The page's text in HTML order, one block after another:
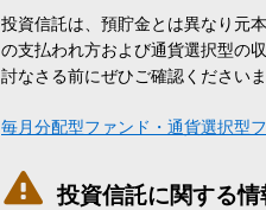
投資信託は、預貯金とは異なり元
の支払われ方および通貨選択型の
討なさる前にぜひご確認ください
毎月分配型ファンド・通貨選択型
 投資信託に関する